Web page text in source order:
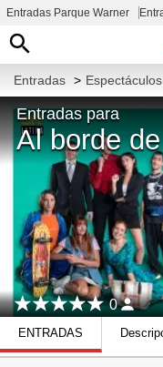
Entradas Parque Warner
Entradas >
Entradas para
Al borde
0
ENTRADAS